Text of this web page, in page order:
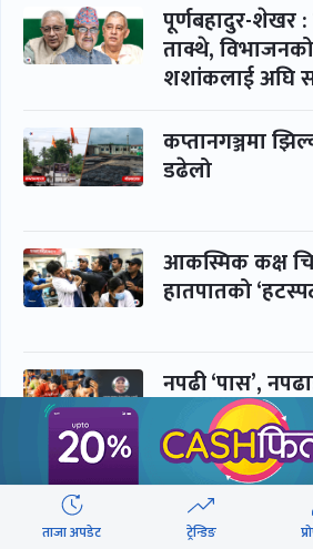
पूर्णबहादुर-शेखर :
ताक्थे,
शशांकलाई अघि
कप्तानगञ्जमा
डढेलो
आकस्मिक कक्ष
हातपातको
नपढी ‘पास’,
ताजा अपडेट ट्रेन्डिङ
समाचार